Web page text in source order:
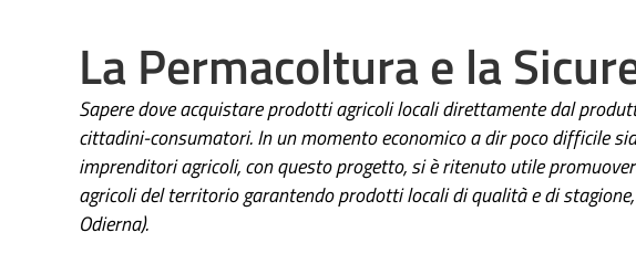
La Permacoltura e la
Sapere dove acquistare prodotti agricoli locali direttamente dal
cittadini-consumatori. In un momento economico a dir poco difficile
imprenditori agricoli, con questo progetto, si è ritenuto utile
agricoli del territorio garantendo prodotti locali di qualità e di
Odierna).